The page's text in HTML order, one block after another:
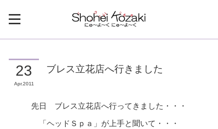
23
Apr 2011
ブレス立花店へ行きました
先日 ブレス立花店へ行ってきました・・・
「ヘッドＳｐａ」が上手と聞いて・・・